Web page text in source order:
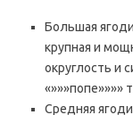
Большая
крупная и
округлость и
«»»»попе»»»»
Средняя